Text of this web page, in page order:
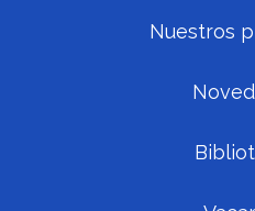
Nuestros